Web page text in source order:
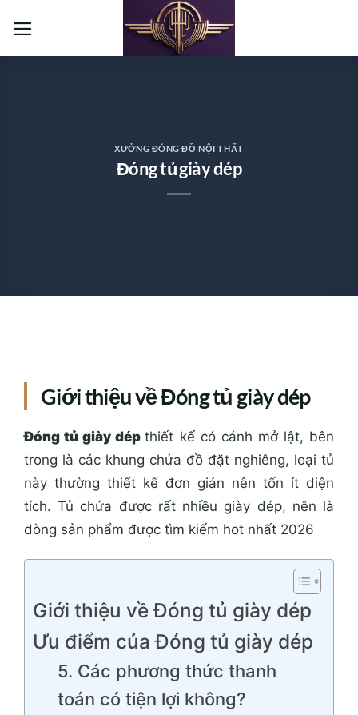
qua
XƯỞNG ĐÓNG ĐỒ NỘI THẤT
Đóng tủ giày dép
Giới thiệu về Đóng tủ giày dép
Đóng tủ giày dépthiết kế có cánh mở lật, bên
trong là các khung chứa đồ đặt nghiêng, loại tủ
này thường thiết kế đơn giản nên tốn ít diện
tích. Tủ chứa được rất nhiều giày dép, nên là
dòng sản phẩm được tìm kiếm hot nhất 2026
Giới thiệu về Đóng tủ giày dép
Ưu điểm của Đóng tủ giày dép
5. Các phương thức thanh
toán có tiện lợi không?